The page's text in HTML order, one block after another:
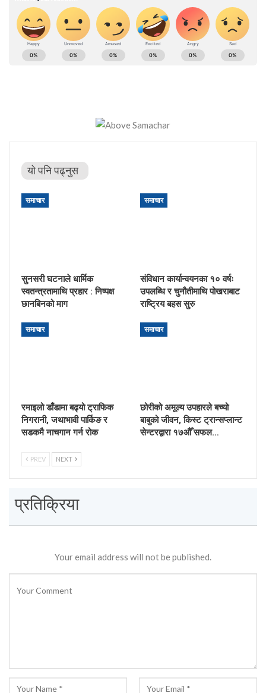
यो पनि पढ्नुस
समाचार
सुनसरी घटनाले धार्मिक
स्वतन्त्रतामाथि प्रहार : निष्पक्ष
छानबिनको माग
समाचार
संविधान कार्यान्वयनका १० वर्षः
उपलब्धि र चुनौतीमाथि पोखराबाट
राष्ट्रिय बहस सुरु
समाचार
रमाइलो डाँडामा बढ्यो ट्राफिक
निगरानी, जथाभावी पार्किङ र
सडकमै नाचगान गर्न रोक
समाचार
छोरीको अमूल्य उपहारले बच्यो
बाबुको जीवन, किस्ट ट्रान्सप्लान्ट
सेन्टरद्वारा १७औँ सफल…
PREV NEXT
प्रतिक्रिया
Your email address will not be published.